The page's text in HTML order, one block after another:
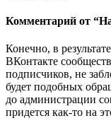
Комментарий от
Конечно, в
ВКонтакте
подписчиков, не
будет подобных
до администрации
придется как-то на